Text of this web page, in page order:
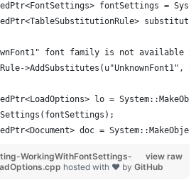
fontSettings =
font family is not available
>AddSubstitutes(u"UnknownFont1",
lo =
doc =
view raw
WorkingWithFontSettings-
hosted with ❤ by GitHub